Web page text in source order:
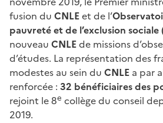
fusion du CNLEet de l’
pauvreté et de l’exclusion sociale
nouveau CNLEde missions
d’études. La représentation des
modestes au sein du CNLE a par
renforcée : 32 bénéficiaires des
rejoint le 8e collège du conseil
2019.